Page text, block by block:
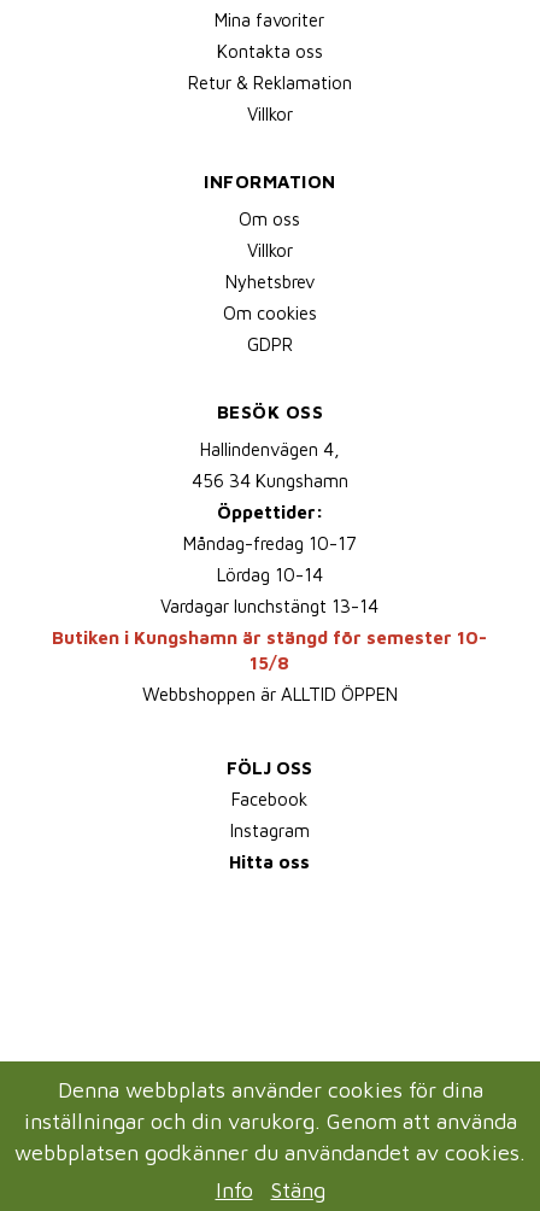
Mina favoriter
Kontakta oss
Retur & Reklamation
Villkor
INFORMATION
Om oss
Villkor
Nyhetsbrev
Om cookies
GDPR
BESÖK OSS
Hallindenvägen 4,
456 34 Kungshamn
Öppettider:
Måndag-fredag 10-17
Lördag 10-14
Vardagar lunchstängt 13-14
Butiken i Kungshamn är stängd för semester 10-
15/8
Webbshoppen är ALLTID ÖPPEN
FÖLJ OSS
Facebook
Instagram
Hitta oss
Drift & produktion:Wikinggruppen
Denna webbplats använder cookies för dina
inställningar och din varukorg. Genom att använda
webbplatsen godkänner du användandet av cookies.
Info
Stäng